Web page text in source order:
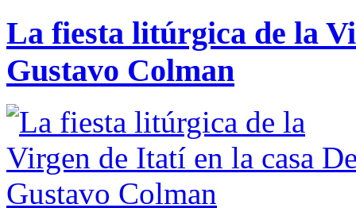
La fiesta litúrgica de la
Gustavo Colman